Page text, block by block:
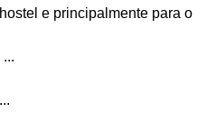
e principalmente para o